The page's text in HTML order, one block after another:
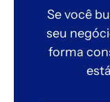
Se você
seu
forma